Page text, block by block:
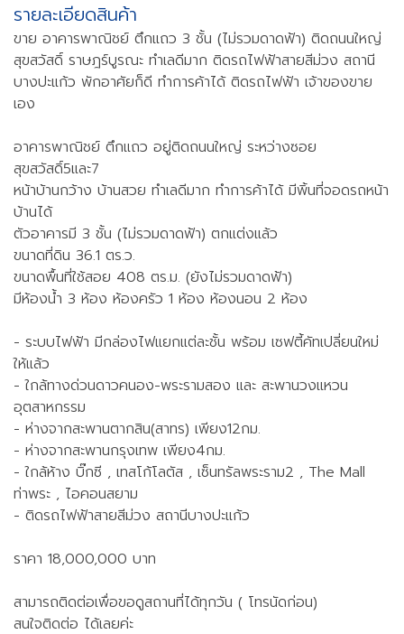
รายละเอียดสินค้า
ขาย อาคารพาณิชย์ ตึกแถว 3 ชั้น (ไม่รวมดาดฟ้า) ติดถนนใหญ่
สุขสวัสดิ์ ราษฎร์บูรณะ ทำเลดีมาก ติดรถไฟฟ้าสายสีม่วง สถานี
บางปะแก้ว พักอาศัยก็ดี ทำการค้าได้ ติดรถไฟฟ้า เจ้าของขาย
เอง
อาคารพาณิชย์ ตึกแถว อยู่ติดถนนใหญ่ ระหว่างซอย
สุขสวัสดิ์5และ7
หน้าบ้านกว้าง บ้านสวย ทำเลดีมาก ทำการค้าได้ มีพิ้นที่จอดรถหน้า
บ้านได้
ตัวอาคารมี 3 ชั้น (ไม่รวมดาดฟ้า) ตกแต่งแล้ว
ขนาดที่ดิน 36.1 ตร.ว.
ขนาดพื้นที่ใช้สอย 408 ตร.ม. (ยังไม่รวมดาดฟ้า)
มีห้องน้ำ 3 ห้อง ห้องครัว 1 ห้อง ห้องนอน 2 ห้อง
- ระบบไฟฟ้า มีกล่องไฟแยกแต่ละชั้น พร้อม เซฟตี้คัทเปลี่ยนใหม่
ให้แล้ว
- ใกล้ทางด่วนดาวคนอง-พระรามสอง และ สะพานวงแหวน
อุตสาหกรรม
- ห่างจากสะพานตากสิน(สาทร) เพียง12กม.
- ห่างจากสะพานกรุงเทพ เพียง4กม.
- ใกล้ห้าง บิ๊กซี , เทสโก้โลตัส , เซ็นทรัลพระราม2 , The Mall
ท่าพระ , ไอคอนสยาม
- ติดรถไฟฟ้าสายสีม่วง สถานีบางปะแก้ว
ราคา 18,000,000 บาท
สามารถติดต่อเพื่อขอดูสถานที่ได้ทุกวัน ( โทรนัดก่อน)
สนใจติดต่อ ได้เลยค่ะ